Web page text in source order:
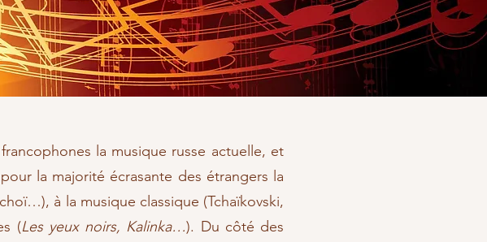
la musique russe actuelle, et
la majorité écrasante des étrangers la
à la musique classique (Tchaïkovski,
(Les yeux noirs, Kalinka…). Du côté des